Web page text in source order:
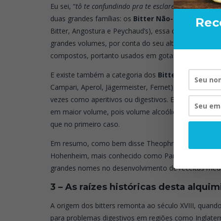
Eu sei, “tô te confundindo pra te esclarecer”.
duas grandes famílias: os Bitter Não-Potáveis ou
Bitter, Angostura e Peychaud’s), essa categoria
grandes volumes, por conta do seu alto volume
compostos, portanto usados em gotas ou dashes
E existe também a categoria dos Bitter Potáveis
Campari, Aperol, Jägermeister, Fernet),
vezes como aperitivos ou digestivos. Essa
em maior volume, pois volume alcoólico e
que no primeiro caso.
Em resumo, como bem disse Theophrastus
Hohenheim, mais conhecido como Paracelso,
grandes nomes no desenvolvimento de receitas
3 – As raízes históricas desta
A origem dos bitters remonta ao século XVIII,
para problemas digestivos em regiões como